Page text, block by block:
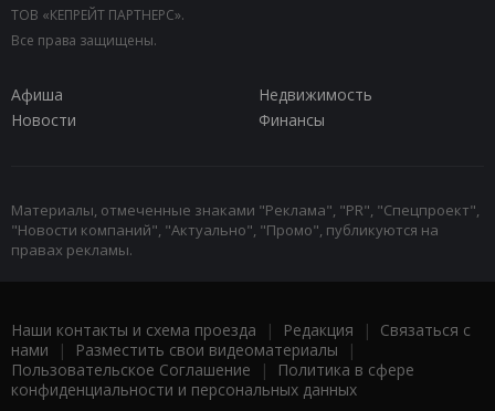
ТОВ «КЕПРЕЙТ ПАРТНЕРС».
Все права защищены.
Афиша
Недвижимость
Новости
Финансы
Материалы, отмеченные знаками "Реклама", "PR", "Спецпроект",
"Новости компаний", "Актуально", "Промо", публикуются на
правах рекламы.
Наши контакты и схема проезда | Редакция | Связаться с
нами | Разместить свои видеоматериалы |
Пользовательское Соглашение |
Политика в сфере
конфиденциальности и персональных данных